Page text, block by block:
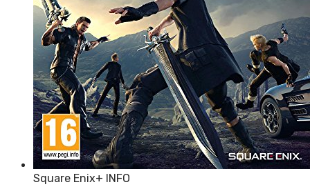
Square Enix+ INFO